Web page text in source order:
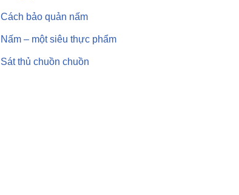
Cách bảo quản nấm
Nấm – một siêu thực phẩm
Sát thủ chuồn chuồn